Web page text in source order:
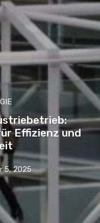
Effizienz und
5, 2025